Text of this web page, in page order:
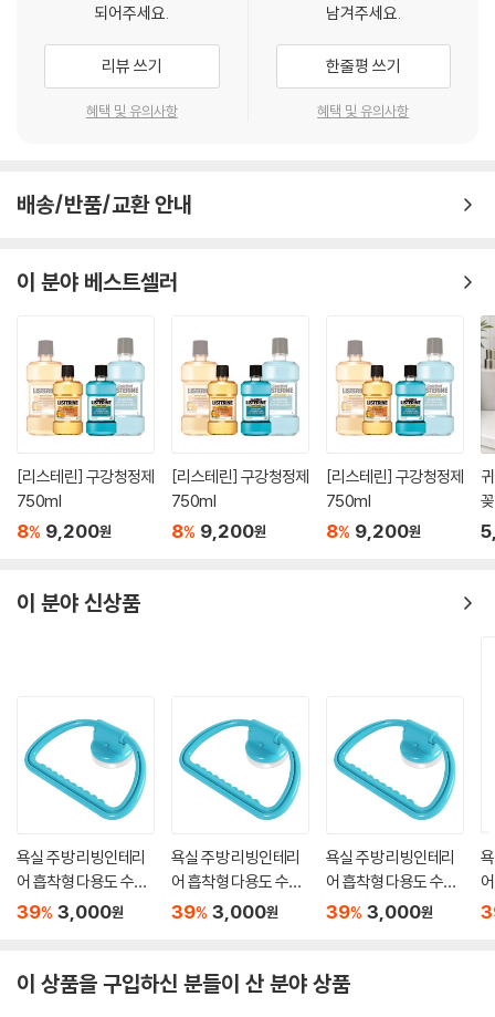
되어주세요.
리뷰 쓰기
혜택 및 유의사항
남겨주세요.
한줄평 쓰기
혜택 및 유의사항
배송/반품/교환 안내
이 분야 베스트셀러
[리스테린] 구강청정제
750ml
8% 9,200원
[리스테린] 구강청정제
750ml
8% 9,200원
[리스테린] 구강청정제
750ml
8% 9,200원
품
이 분야 신상품
욕실 주방 리빙인테리
어 흡착형 다용도 수건
정리홀더
39% 3,000원
욕실 주방 리빙인테리
어 흡착형 다용도 수건
정리홀더
39% 3,000원
욕실 주방 리빙인테리
어 흡착형 다용도 수건
정리홀더
39% 3,000원
이 상품을 구입하신 분들이 산 분야 상품